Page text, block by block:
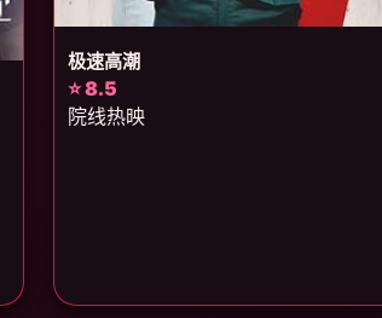
极速高潮
⭐ 8.5
院线热映